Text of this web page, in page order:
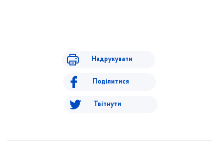
Надрукувати
Поділитися
Твітнути